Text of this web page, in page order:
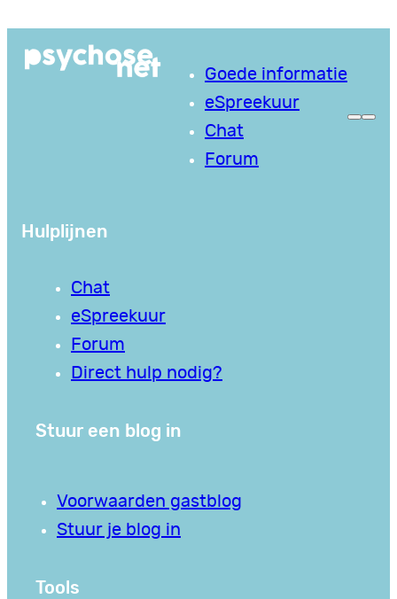
naar
Goede informatie
eSpreekuur
Chat
Forum
Hulplijnen
Chat
eSpreekuur
Forum
Direct hulp nodig?
Stuur een blog in
Voorwaarden gastblog
Stuur je blog in
Tools